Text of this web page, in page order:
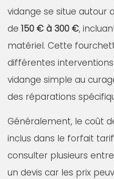
vidange se situe autour
de 150 € à 300 €,
matériel. Cette
différentes
vidange simple au
des réparations
Généralement, le coût
inclus dans le forfait
consulter plusieurs
un devis car les prix